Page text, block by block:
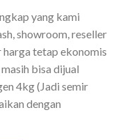
yang kami
showroom, reseller
tetap ekonomis
bisa dijual
4kg (Jadi semir
dengan